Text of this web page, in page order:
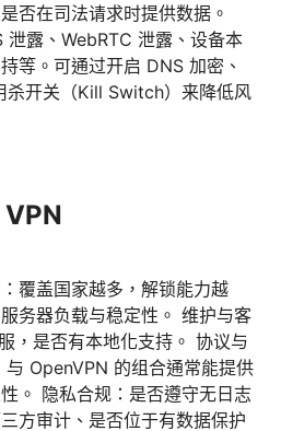
否在司法请求时提供数据。
泄露、WebRTC 泄露、设备本
等。可通过开启 DNS 加密、
杀开关（Kill Switch）来降低风
VPN
覆盖国家越多，解锁能力越
务器负载与稳定性。 维护与客
，是否有本地化支持。 协议与
OpenVPN 的组合通常能提供
。 隐私合规：是否遵守无日志
方审计、是否位于有数据保护